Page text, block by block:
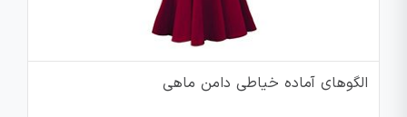
الگوهای آماده خیاطی دامن ماهی